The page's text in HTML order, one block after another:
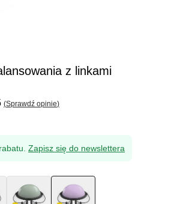
z linkami
(Sprawdź opinie)
Zapisz się do newslettera